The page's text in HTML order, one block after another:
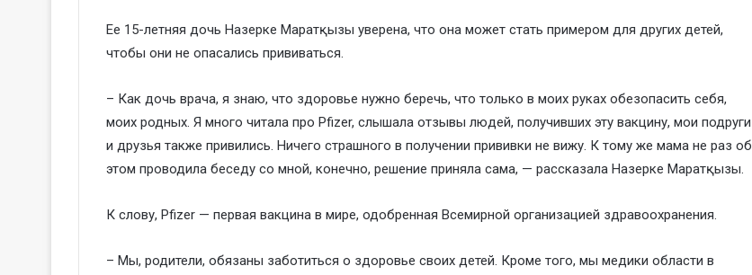
Ее 15-летняя дочь Назерке Маратқызы уверена, что она может стать примером для других детей,
чтобы они не опасались прививаться.
– Как дочь врача, я знаю, что здоровье нужно беречь, что только в моих руках обезопасить себя,
моих родных. Я много читала про Pfizer, слышала отзывы людей, получивших эту вакцину, мои подруги
и друзья также привились. Ничего страшного в получении прививки не вижу. К тому же мама не раз об
этом проводила беседу со мной, конечно, решение приняла сама, — рассказала Назерке Маратқызы.
К слову, Pfizer — первая вакцина в мире, одобренная Всемирной организацией здравоохранения.
– Мы, родители, обязаны заботиться о здоровье своих детей. Кроме того, мы медики области в